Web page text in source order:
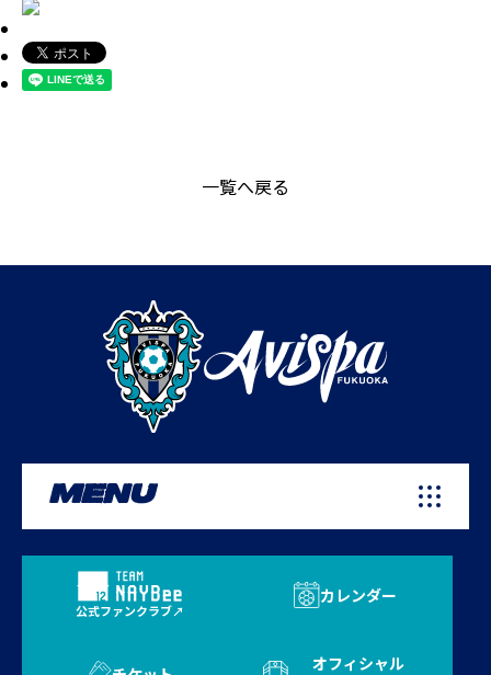
一覧へ戻る
MENU
公式ファンクラブ
カレンダー
オフィシャル